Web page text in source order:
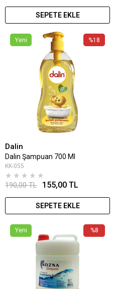
SEPETE EKLE
%18
Yeni
Dalin
Dalin Şampuan 700 Ml
KK-055
★ ★ ★ ★ ★
155,00 TL
190,00 TL
SEPETE EKLE
%8
Yeni